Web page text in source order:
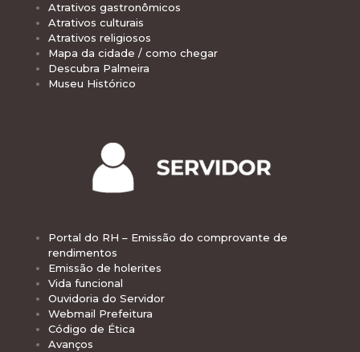
Atrativos gastronômicos
Atrativos culturais
Atrativos religiosos
Mapa da cidade / como chegar
Descubra Palmeira
Museu Histórico
Portal do RH – Emissão do comprovante de
rendimentos
Emissão de holerites
Vida funcional
Ouvidoria do Servidor
Webmail Prefeitura
Código de Ética
Avanços